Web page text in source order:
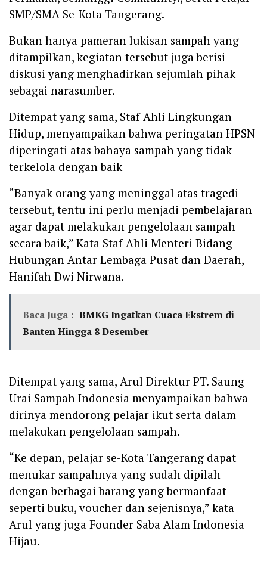
SMP/SMA Se-Kota Tangerang.
Bukan hanya pameran lukisan sampah yang
ditampilkan, kegiatan tersebut juga berisi
diskusi yang menghadirkan sejumlah pihak
sebagai narasumber.
Ditempat yang sama, Staf Ahli Lingkungan
Hidup, menyampaikan bahwa peringatan HPSN
diperingati atas bahaya sampah yang tidak
terkelola dengan baik
“Banyak orang yang meninggal atas tragedi
tersebut, tentu ini perlu menjadi pembelajaran
agar dapat melakukan pengelolaan sampah
secara baik,” Kata Staf Ahli Menteri Bidang
Hubungan Antar Lembaga Pusat dan Daerah,
Hanifah Dwi Nirwana.
Baca Juga : BMKG Ingatkan Cuaca Ekstrem di
Banten Hingga 8 Desember
Ditempat yang sama, Arul Direktur PT. Saung
Urai Sampah Indonesia menyampaikan bahwa
dirinya mendorong pelajar ikut serta dalam
melakukan pengelolaan sampah.
“Ke depan, pelajar se-Kota Tangerang dapat
menukar sampahnya yang sudah dipilah
dengan berbagai barang yang bermanfaat
seperti buku, voucher dan sejenisnya,” kata
Arul yang juga Founder Saba Alam Indonesia
Hijau.